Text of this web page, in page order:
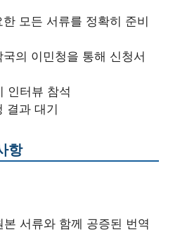
한 모든 서류를 정확히 준비
국의 이민청을 통해 신청서
인터뷰 참석
결과 대기
항
서류와 함께 공증된 번역